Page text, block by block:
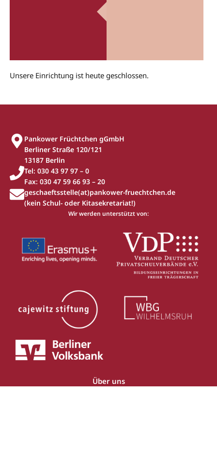
Unsere Einrichtung ist heute geschlossen.
Pankower Früchtchen gGmbH
Berliner Straße 120/121
13187 Berlin
Tel: 030 43 97 97 – 0
Fax: 030 47 59 66 93 – 20
geschaeftsstelle(at)pankower-fruechtchen.de
(kein Schul- oder Kitasekretariat!)
Wir werden unterstützt von:
Über uns